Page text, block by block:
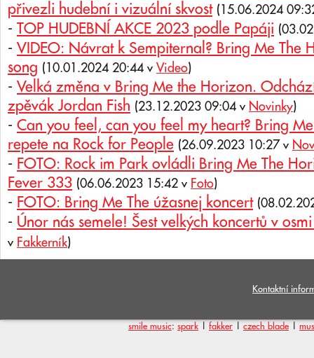
přivezli hudební i vizuální skvost (15.06.2024
- TOP HUDEBNÍ AKCE 2023 podle Papáji
- VIDEO: Návrat k Sempiternal? Bring Me The
song (10.01.2024 20:44 v Video)
- Velká změna v Bring Me the Horizon.
zpěvák Jordan Fish (23.12.2023 09:04 v Novinky)
- Can you feel, can you feel my heart? Bring
repete na Rock for People (26.09.2023 10:27 v
- FOTO: Rock im Park ovládli Bring Me The
Fever 333 (06.06.2023 15:42 v Foto)
- FOTO: Bring Me The úžasnej koncert
- Únor nás semele! Šest velkých koncertů v
v Fakkerník)
Kontaktní
smile music: spark fakker czech blade